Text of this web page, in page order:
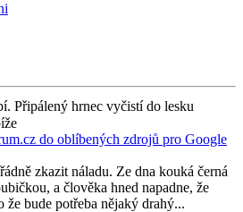
Připálený hrnec vyčistí do lesku
do oblíbených zdrojů pro Google
zkazit náladu. Ze dna kouká černá
a člověka hned napadne, že
že bude potřeba nějaký drahý...